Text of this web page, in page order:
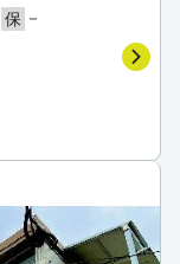
保 －